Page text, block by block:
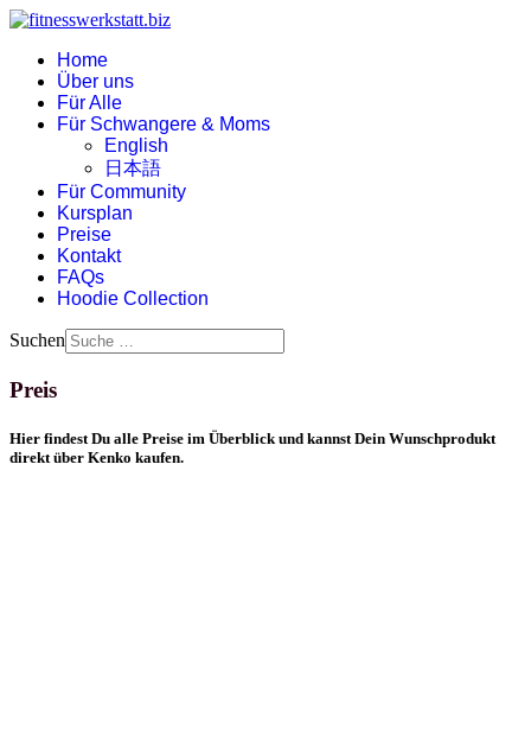
Home
Über uns
Für Alle
Für Schwangere & Moms
English
日本語
Für Community
Kursplan
Preise
Kontakt
FAQs
Hoodie Collection
Suchen
Preis
Hier findest Du alle Preise im Überblick und kannst Dein Wunschprodukt
direkt über Kenko kaufen.